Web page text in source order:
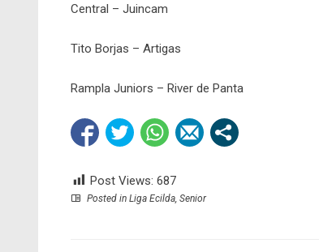
Central – Juincam
Tito Borjas – Artigas
Rampla Juniors – River de Panta
Post Views: 687
Posted in Liga Ecilda Senior